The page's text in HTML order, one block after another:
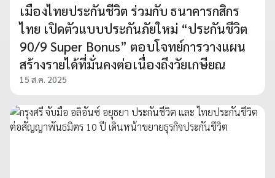
เมืองไทยประกันชีวิต ร่วมกับ ธนาคารกสิกร
ไทย เปิดตัวแบบประกันภัยใหม่ “ประกันชีวิต
90/9 Super Bonus” ตอบโจทย์การวางแผน
สร้างรายได้ที่มั่นคงต่อเนื่องถึงวัยเกษียณ
15 ส.ค. 2025